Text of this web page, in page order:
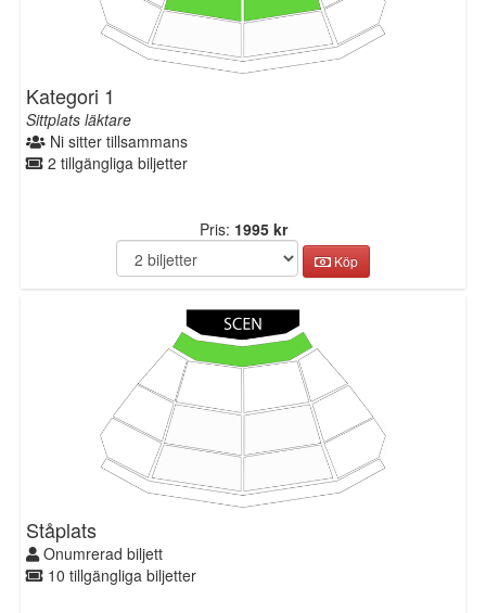
Kategori 1
Sittplats läktare
Ni sitter tillsammans
2 tillgängliga biljetter
Pris: 1995 kr
Köp
Ståplats
Onumrerad biljett
10 tillgängliga biljetter